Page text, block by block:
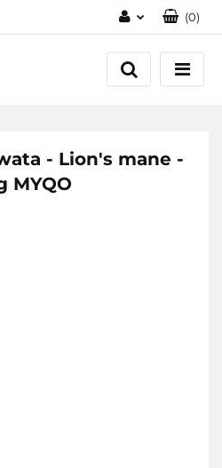
Zaloguj się
Zarejestruj się
(0)
- Lion's mane -
MYQO